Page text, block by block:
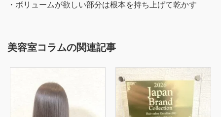
・ボリュームが欲しい部分は根本を持ち上げて乾かす
美容室コラムの関連記事